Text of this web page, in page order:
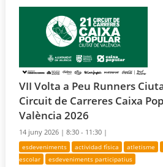
VII Volta a Peu Runners
Circuit de Carreres Caixa
València 2026
14 juny 2026 |8:30 - 11:30 |
esdeveniments actividad física atletisme
escolar
esdeveniments participatius